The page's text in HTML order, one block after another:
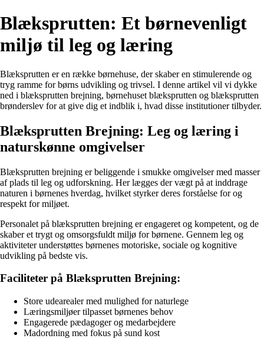
Blæksprutten: Et børnevenligt
miljø til leg og læring
Blæksprutten er en række børnehuse, der skaber en stimulerende og
tryg ramme for børns udvikling og trivsel. I denne artikel vil vi dykke
ned i blæksprutten brejning, børnehuset blæksprutten og blæksprutten
brønderslev for at give dig et indblik i, hvad disse institutioner tilbyder.
Blæksprutten Brejning: Leg og læring i
naturskønne omgivelser
Blæksprutten brejning er beliggende i smukke omgivelser med masser
af plads til leg og udforskning. Her lægges der vægt på at inddrage
naturen i børnenes hverdag, hvilket styrker deres forståelse for og
respekt for miljøet.
Personalet på blæksprutten brejning er engageret og kompetent, og de
skaber et trygt og omsorgsfuldt miljø for børnene. Gennem leg og
aktiviteter understøttes børnenes motoriske, sociale og kognitive
udvikling på bedste vis.
Faciliteter på Blæksprutten Brejning:
Store udearealer med mulighed for naturlege
Læringsmiljøer tilpasset børnenes behov
Engagerede pædagoger og medarbejdere
Madordning med fokus på sund kost